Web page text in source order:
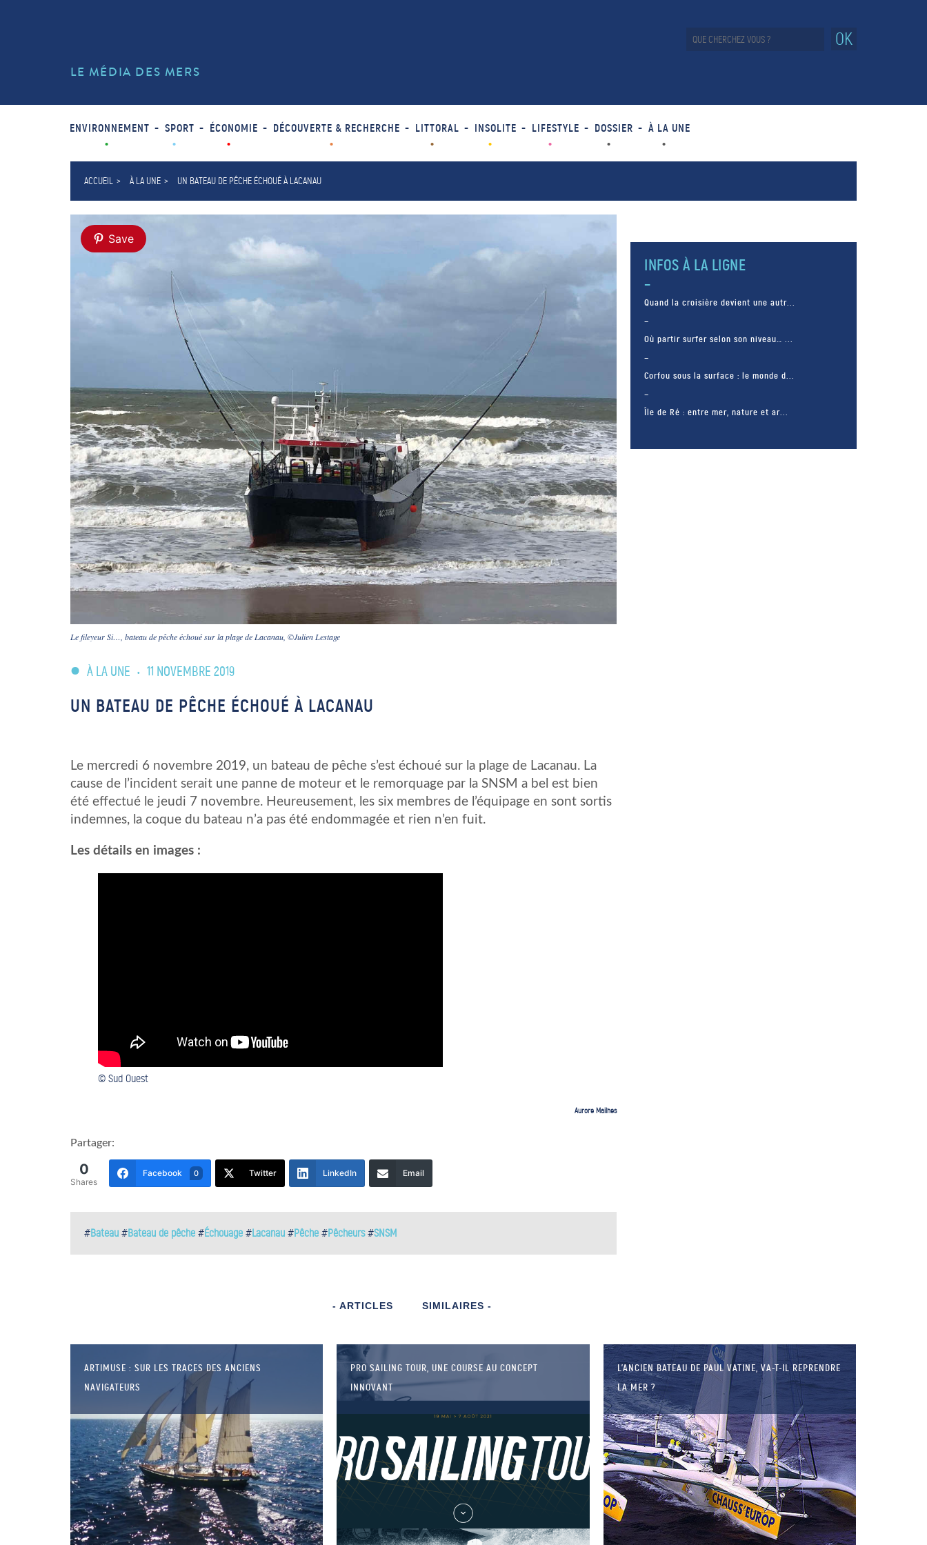
LE MÉDIA DES MERS
OK
ENVIRONNEMENT SPORT ÉCONOMIE DÉCOUVERTE & RECHERCHE LITTORAL INSOLITE LIFESTYLE DOSSIER À LA UNE
ACCUEIL À LA UNE UN BATEAU DE PÊCHE ÉCHOUÉ À LACANAU
Save
Le fileyeur Si…, bateau de pêche échoué sur la plage de Lacanau, ©Julien Lestage
À LA UNE • 11 NOVEMBRE 2019
UN BATEAU DE PÊCHE ÉCHOUÉ À LACANAU
Le mercredi 6 novembre 2019, un bateau de pêche s’est échoué sur la plage de Lacanau. La
cause de l’incident serait une panne de moteur et le remorquage par la SNSM a bel est bien
été effectué le jeudi 7 novembre. Heureusement, les six membres de l’équipage en sont sortis
indemnes, la coque du bateau n’a pas été endommagée et rien n’en fuit.
Les détails en images :
© Sud Ouest
Aurore Mailhes
Partager:
0
Shares
Facebook 0 Twitter LinkedIn Email
#Bateau #Bateau de pêche #Échouage #Lacanau #Pêche #Pêcheurs#SNSM
INFOS À LA LIGNE
Quand la croisière devient une autr...
Où partir surfer selon son niveau… ...
Corfou sous la surface : le monde d...
Île de Ré : entre mer, nature et ar...
- ARTICLES SIMILAIRES -
ARTIMUSE : SUR LES TRACES DES ANCIENS
NAVIGATEURS
PRO SAILING TOUR, UNE COURSE AU CONCEPT
INNOVANT
L’ANCIEN BATEAU DE PAUL VATINE, VA-T-IL REPRENDRE
LA MER ?